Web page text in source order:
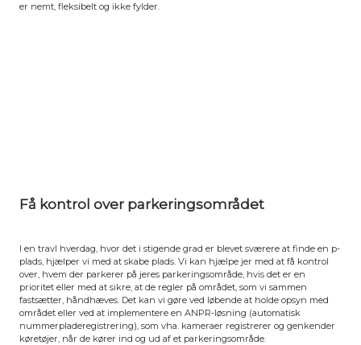
er nemt, fleksibelt og ikke fylder.
Få kontrol over parkeringsområdet
I en travl hverdag, hvor det i stigende grad er blevet sværere at finde en p-
plads, hjælper vi med at skabe plads. Vi kan hjælpe jer med at få kontrol
over, hvem der parkerer på jeres parkeringsområde, hvis det er en
prioritet eller med at sikre, at de regler på området, som vi sammen
fastsætter, håndhæves. Det kan vi gøre ved løbende at holde opsyn med
området eller ved at implementere en ANPR-løsning (automatisk
nummerpladeregistrering), som vha. kameraer registrerer og genkender
køretøjer, når de kører ind og ud af et parkeringsområde.